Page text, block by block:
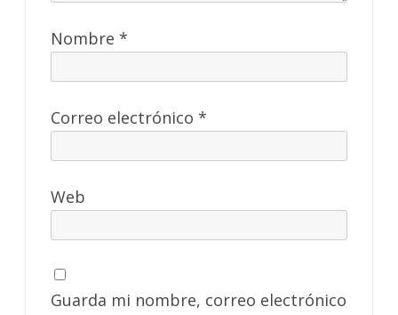
Nombre *
Correo electrónico *
Web
Guarda mi nombre, correo electrónico